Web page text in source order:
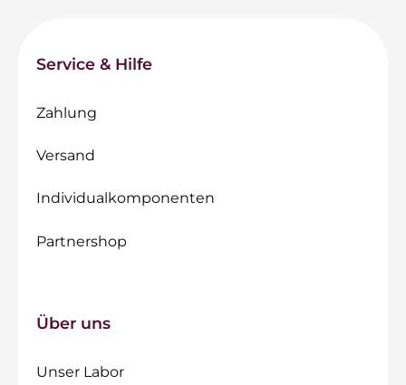
Service & Hilfe
Zahlung
Versand
Individualkomponenten
Partnershop
Über uns
Unser Labor